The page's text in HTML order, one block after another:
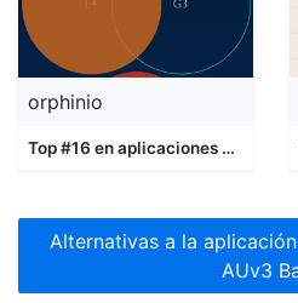
orphinio
Top #16 en aplicaciones
Música
Alternativas a la
AUv3